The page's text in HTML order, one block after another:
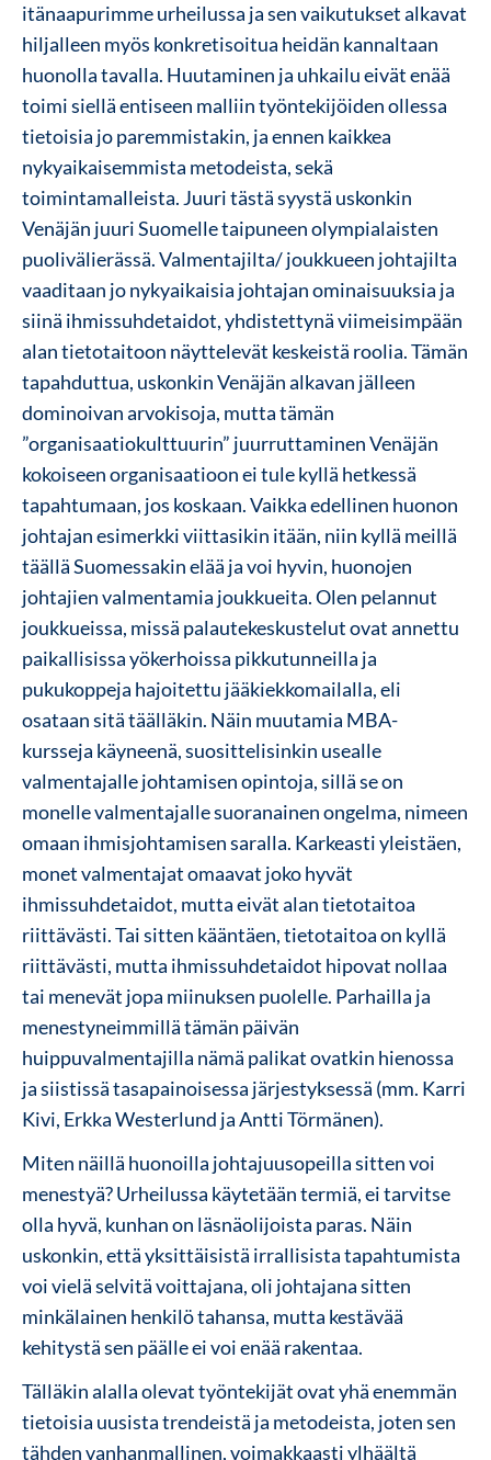
itänaapurimme urheilussa ja sen vaikutukset alkavat
hiljalleen myös konkretisoitua heidän kannaltaan
huonolla tavalla. Huutaminen ja uhkailu eivät enää
toimi siellä entiseen malliin työntekijöiden ollessa
tietoisia jo paremmistakin, ja ennen kaikkea
nykyaikaisemmista metodeista, sekä
toimintamalleista. Juuri tästä syystä uskonkin
Venäjän juuri Suomelle taipuneen olympialaisten
puolivälierässä. Valmentajilta/ joukkueen johtajilta
vaaditaan jo nykyaikaisia johtajan ominaisuuksia ja
siinä ihmissuhdetaidot, yhdistettynä viimeisimpään
alan tietotaitoon näyttelevät keskeistä roolia. Tämän
tapahduttua, uskonkin Venäjän alkavan jälleen
dominoivan arvokisoja, mutta tämän
”organisaatiokulttuurin” juurruttaminen Venäjän
kokoiseen organisaatioon ei tule kyllä hetkessä
tapahtumaan, jos koskaan. Vaikka edellinen huonon
johtajan esimerkki viittasikin itään, niin kyllä meillä
täällä Suomessakin elää ja voi hyvin, huonojen
johtajien valmentamia joukkueita. Olen pelannut
joukkueissa, missä palautekeskustelut ovat annettu
paikallisissa yökerhoissa pikkutunneilla ja
pukukoppeja hajoitettu jääkiekkomailalla, eli
osataan sitä täälläkin. Näin muutamia MBA-
kursseja käyneenä, suosittelisinkin usealle
valmentajalle johtamisen opintoja, sillä se on
monelle valmentajalle suoranainen ongelma, nimeen
omaan ihmisjohtamisen saralla. Karkeasti yleistäen,
monet valmentajat omaavat joko hyvät
ihmissuhdetaidot, mutta eivät alan tietotaitoa
riittävästi. Tai sitten kääntäen, tietotaitoa on kyllä
riittävästi, mutta ihmissuhdetaidot hipovat nollaa
tai menevät jopa miinuksen puolelle. Parhailla ja
menestyneimmillä tämän päivän
huippuvalmentajilla nämä palikat ovatkin hienossa
ja siistissä tasapainoisessa järjestyksessä (mm. Karri
Kivi, Erkka Westerlund ja Antti Törmänen).
Miten näillä huonoilla johtajuusopeilla sitten voi
menestyä? Urheilussa käytetään termiä, ei tarvitse
olla hyvä, kunhan on läsnäolijoista paras. Näin
uskonkin, että yksittäisistä irrallisista tapahtumista
voi vielä selvitä voittajana, oli johtajana sitten
minkälainen henkilö tahansa, mutta kestävää
kehitystä sen päälle ei voi enää rakentaa.
Tälläkin alalla olevat työntekijät ovat yhä enemmän
tietoisia uusista trendeistä ja metodeista, joten sen
tähden vanhanmallinen, voimakkaasti ylhäältä